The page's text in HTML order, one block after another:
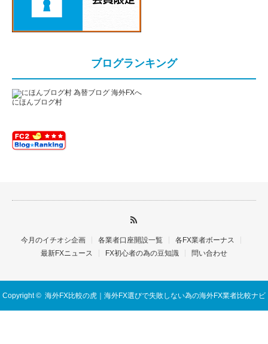
ブログランキング
にほんブログ村
今月のイチオシ企画 各業者口座開設一覧
各FX業者ボーナス
最新FXニュース
FX初心者の為の豆知識 問い合わせ
Copyright © 海外FX比較の虎｜海外FX選びで失敗しない為の海外FX業者比較ナビ